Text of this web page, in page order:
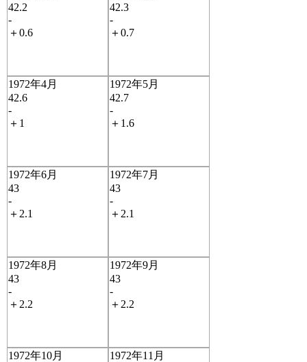
42.2
-
＋0.6
42.3
-
＋0.7
1972年4月
42.6
-
＋1
1972年5月
42.7
-
＋1.6
1972年6月
43
-
＋2.1
1972年7月
43
-
＋2.1
1972年8月
43
-
＋2.2
1972年9月
43
-
＋2.2
1972年10月
1972年11月